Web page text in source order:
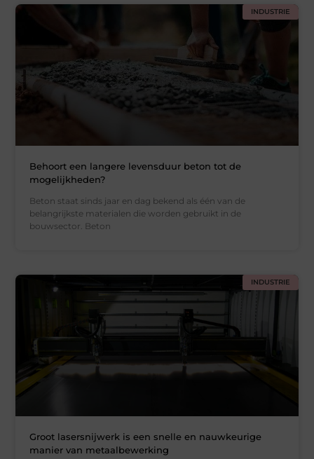
INDUSTRIE
Behoort een langere levensduur beton tot de
mogelijkheden?
Beton staat sinds jaar en dag bekend als één van de
belangrijkste materialen die worden gebruikt in de
bouwsector. Beton
INDUSTRIE
Groot lasersnijwerk is een snelle en nauwkeurige
manier van metaalbewerking